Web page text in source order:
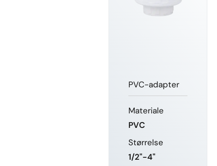
PVC-adapter
Materiale
PVC
Størrelse
1/2"-4"